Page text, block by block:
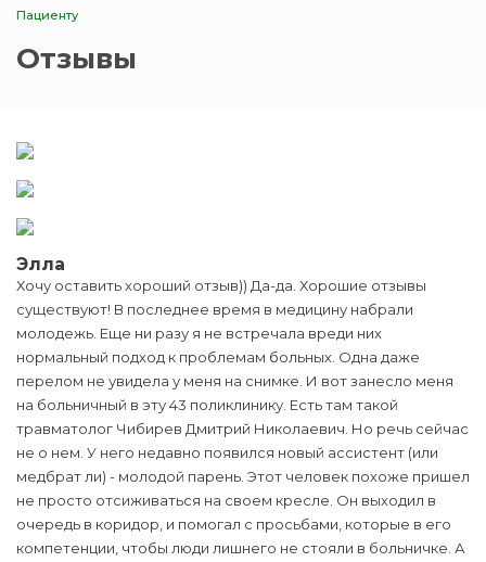
Пациенту
Отзывы
Элла
Хочу оставить хороший отзыв)) Да-да. Хорошие отзывы
существуют! В последнее время в медицину набрали
молодежь. Еще ни разу я не встречала вреди них
нормальный подход к проблемам больных. Одна даже
перелом не увидела у меня на снимке. И вот занесло меня
на больничный в эту 43 поликлинику. Есть там такой
травматолог Чибирев Дмитрий Николаевич. Но речь сейчас
не о нем. У него недавно появился новый ассистент (или
медбрат ли) - молодой парень. Этот человек похоже пришел
не просто отсиживаться на своем кресле. Он выходил в
очередь в коридор, и помогал с просьбами, которые в его
компетенции, чтобы люди лишнего не стояли в больничке. А